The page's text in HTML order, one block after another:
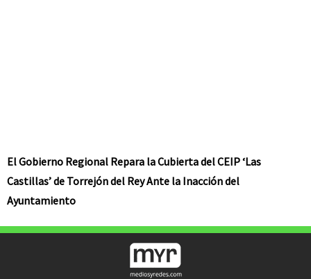
El Gobierno Regional Repara la Cubierta del CEIP ‘Las
Castillas’ de Torrejón del Rey Ante la Inacción del
Ayuntamiento